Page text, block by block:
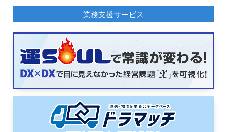
業務支援サービス